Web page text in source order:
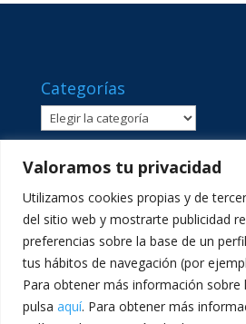
Valoramos tu privacidad
Utilizamos cookies propias y de
del sitio web y mostrarte publicidad
preferencias sobre la base de un
tus hábitos de navegación (por
Para obtener más información sobre
pulsa aquí. Para obtener más
Categorías
Categorías